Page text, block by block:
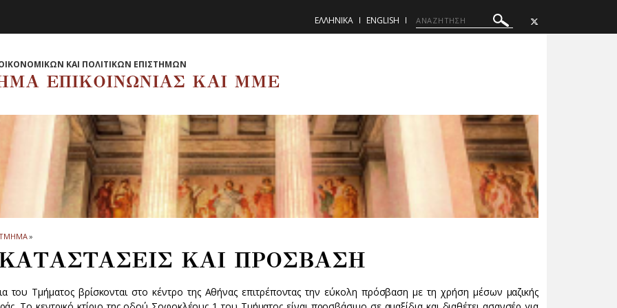
ΕΛΛΗΝΙΚΑ ENGLISH
ΚΑΙ ΠΟΛΙΤΙΚΩΝ ΕΠΙΣΤΗΜΩΝ
EΠΙΚΟΙΝΩΝΙΑΣ ΚΑΙ ΜΜΕ
»
ΚΑΙ ΠΡΟΣΒΑΣΗ
του Τμήματος βρίσκονται στο κέντρο της Αθήνας επιτρέποντας την εύκολη πρόσβαση με τη χρήση μέσων μαζικής